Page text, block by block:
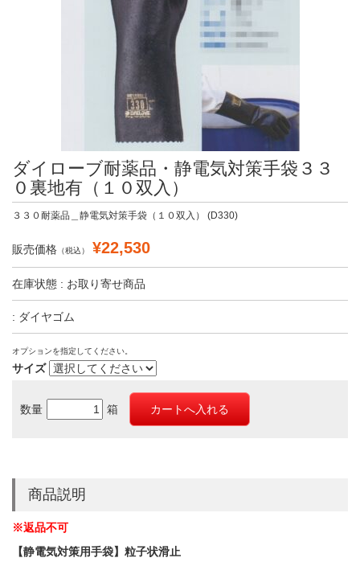
ダイローブ耐薬品・静電気対策手袋３３
０裏地有（１０双入）
３３０耐薬品＿静電気対策手袋（１０双入） (D330)
販売価格 （税込） ¥22,530
在庫状態 : お取り寄せ商品
: ダイヤゴム
オプションを指定してください。
サイズ
数量 箱
商品説明
※返品不可
【静電気対策用手袋】粒子状滑止